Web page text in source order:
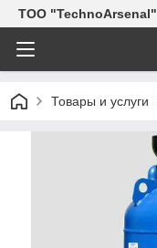
ТОО "TechnoArsenal"
Товары и услуги